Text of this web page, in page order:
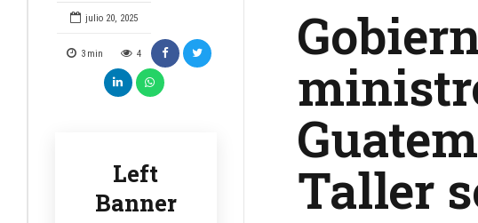
julio 20, 2025
3 min 4
Left
Banner
Taller